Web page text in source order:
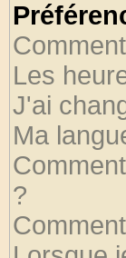
Les
J'ai
Ma
?